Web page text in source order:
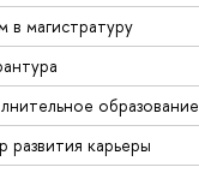
в магистратуру
образование
развития карьеры